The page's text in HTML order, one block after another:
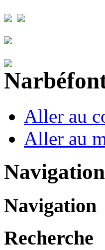
Aller au
Aller au
Navigation
Recherche